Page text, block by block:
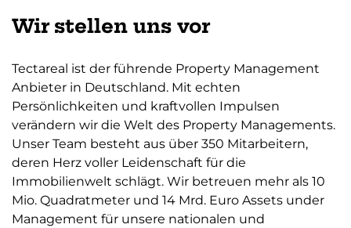
Wir stellen uns vor
Tectareal ist der führende Property Management
Anbieter in Deutschland. Mit echten
Persönlichkeiten und kraftvollen Impulsen
verändern wir die Welt des Property Managements.
Unser Team besteht aus über 350 Mitarbeitern,
deren Herz voller Leidenschaft für die
Immobilienwelt schlägt. Wir betreuen mehr als 10
Mio. Quadratmeter und 14 Mrd. Euro Assets under
Management für unsere nationalen und